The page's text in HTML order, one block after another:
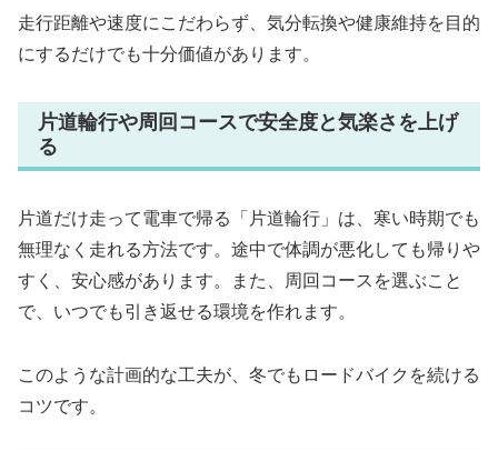
走行距離や速度にこだわらず、気分転換や健康維持を目的
にするだけでも十分価値があります。
片道輪行や周回コースで安全度と気楽さを上げ
る
片道だけ走って電車で帰る「片道輪行」は、寒い時期でも
無理なく走れる方法です。途中で体調が悪化しても帰りや
すく、安心感があります。また、周回コースを選ぶこと
で、いつでも引き返せる環境を作れます。
このような計画的な工夫が、冬でもロードバイクを続ける
コツです。